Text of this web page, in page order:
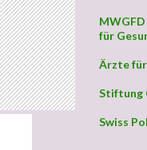
für
Ärzte
Stiftung
Swiss